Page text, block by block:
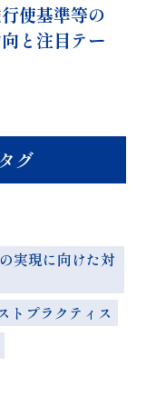
使基準等の
と注目テー
グ
実現に向けた対
トプラクティス